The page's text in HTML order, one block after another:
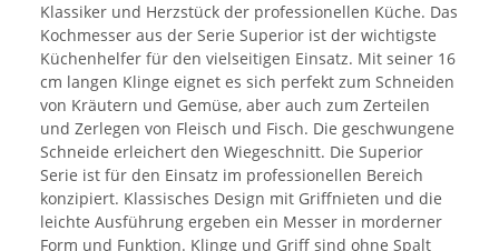
Klassiker und Herzstück der professionellen Küche. Das
Kochmesser aus der Serie Superior ist der wichtigste
Küchenhelfer für den vielseitigen Einsatz. Mit seiner 16
cm langen Klinge eignet es sich perfekt zum Schneiden
von Kräutern und Gemüse, aber auch zum Zerteilen
und Zerlegen von Fleisch und Fisch. Die geschwungene
Schneide erleichert den Wiegeschnitt. Die Superior
Serie ist für den Einsatz im professionellen Bereich
konzipiert. Klassisches Design mit Griffnieten und die
leichte Ausführung ergeben ein Messer in morderner
Form und Funktion. Klinge und Griff sind ohne Spalt